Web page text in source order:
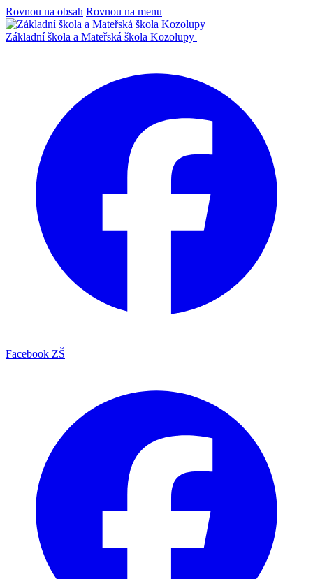
Rovnou na obsah Rovnou na menu
Základní škola a Mateřská škola Kozolupy
Facebook ZŠ